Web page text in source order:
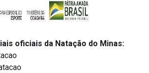
oficiais da Natação do Minas: